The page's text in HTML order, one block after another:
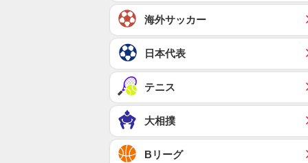
海外サッカー
日本代表
テニス
大相撲
Bリーグ